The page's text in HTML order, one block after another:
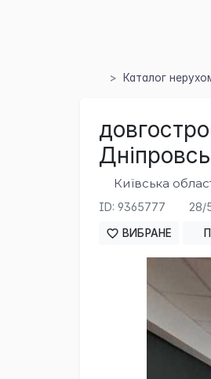
Каталог
Київська
ID: 9365777 28/
ВИБРАНЕ